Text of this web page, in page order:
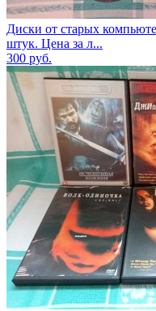
Диски от старых
штук. Цена за л...
300 руб.